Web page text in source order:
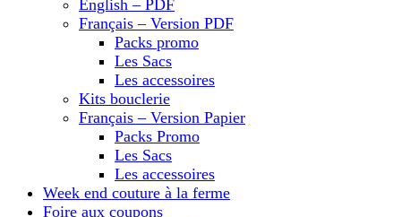
English – PDF
Français – Version PDF
Packs promo
Les Sacs
Les accessoires
Kits bouclerie
Français – Version Papier
Packs Promo
Les Sacs
Les accessoires
Week end couture à la ferme
Foire aux coupons